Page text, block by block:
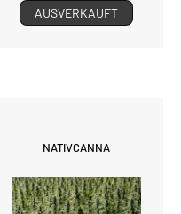
AUSVERKAUFT
NATIVCANNA